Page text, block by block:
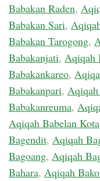
Babakan Raden,
Babakan Sari,
Babakan Tarogong,
Babakanjati, Aqiqah
Babakankareo,
Babakanpari, Aqiqah
Babakanreuma,
Aqiqah Babelan Kota
Bagendit, Aqiqah
Bagoang, Aqiqah
Bahara, Aqiqah